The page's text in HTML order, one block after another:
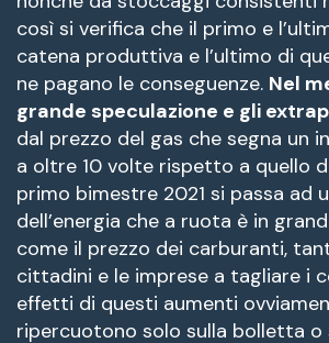
così si verifica che il primo e
catena produttiva e l’ultimo di
ne pagano le conseguenze. Nel
grande speculazione e gli
dal prezzo del gas che segna un
a oltre 10 volte rispetto a quello
primo bimestre 2021 si passa ad
dell’energia che a ruota è in
come il prezzo dei carburanti,
cittadini e le imprese a tagliare i
effetti di questi aumenti
ripercuotono solo sulla bolletta o